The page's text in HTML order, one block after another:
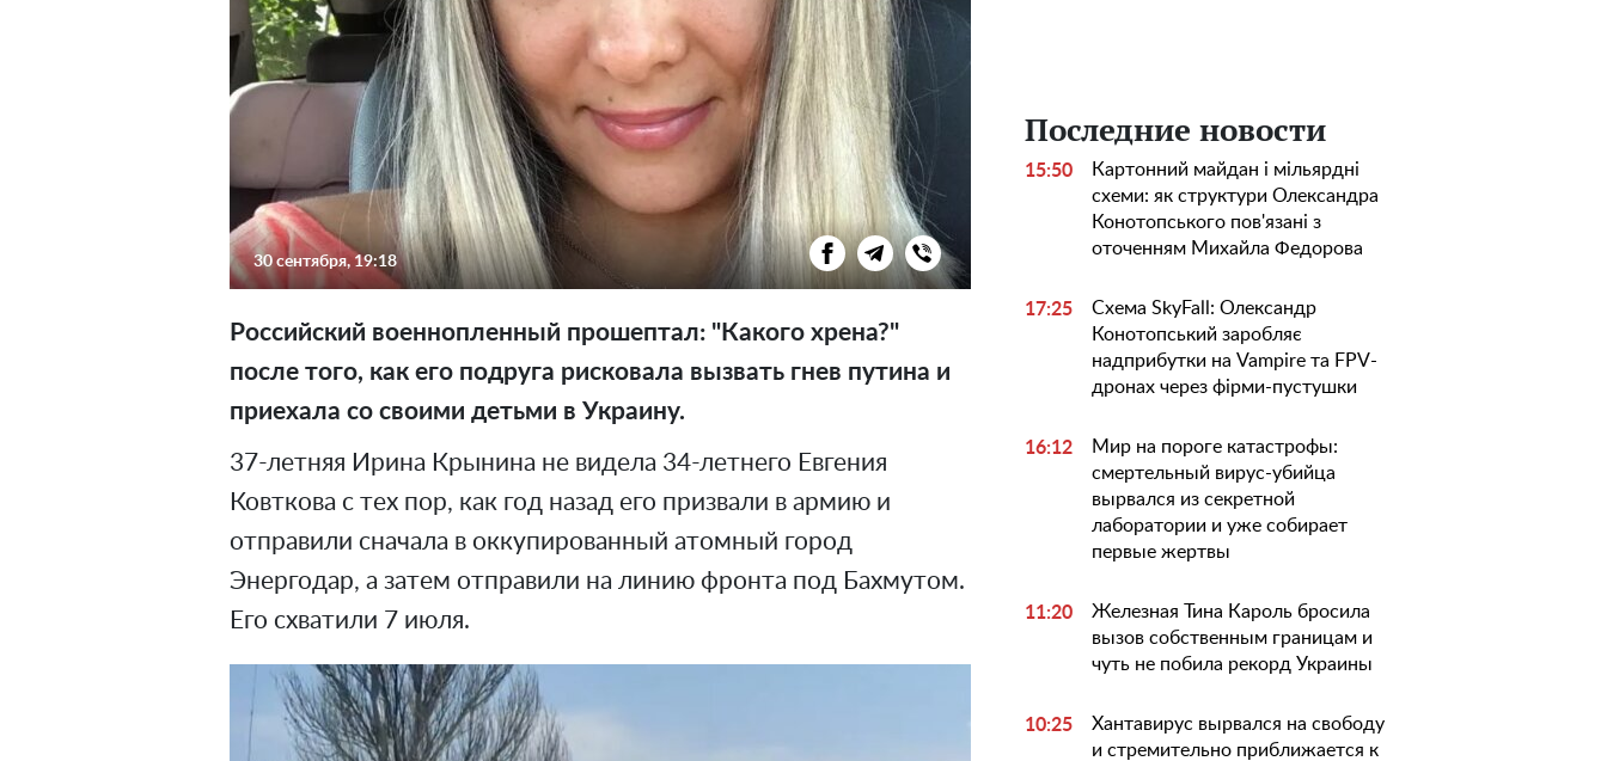
30 сентября, 19:18
Российский военнопленный прошептал: "Какого хрена?"
после того, как его подруга рисковала вызвать гнев путина и
приехала со своими детьми в Украину.
37-летняя Ирина Крынина не видела 34-летнего Евгения
Ковткова с тех пор, как год назад его призвали в армию и
отправили сначала в оккупированный атомный город
Энергодар, а затем отправили на линию фронта под Бахмутом.
Его схватили 7 июля.
Последние новости
15:50
Картонний майдан і мільярдні
схеми: як структури Олександра
Конотопського пов'язані з
оточенням Михайла Федорова
17:25
Схема SkyFall: Олександр
Конотопський заробляє
надприбутки на Vampire та FPV-
дронах через фірми-пустушки
16:12
Мир на пороге катастрофы:
смертельный вирус-убийца
вырвался из секретной
лаборатории и уже собирает
первые жертвы
11:20
Железная Тина Кароль бросила
вызов собственным границам и
чуть не побила рекорд Украины
10:25
Хантавирус вырвался на свободу
и стремительно приближается к